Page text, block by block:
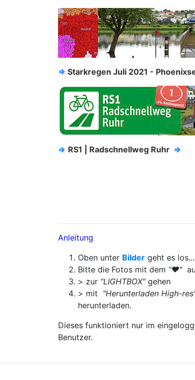
⇒ Starkregen Juli 2021 -
⇒ RS1 | Radschnellweg Ruhr ⇒
Anleitung
Oben unter Bilder geht es
Bitte die Fotos mit dem "♥"
> zur "LIGHTBOX"gehen
> mit "Herunterladen High-
herunterladen.
Dieses funktioniert nur im
Benutzer.